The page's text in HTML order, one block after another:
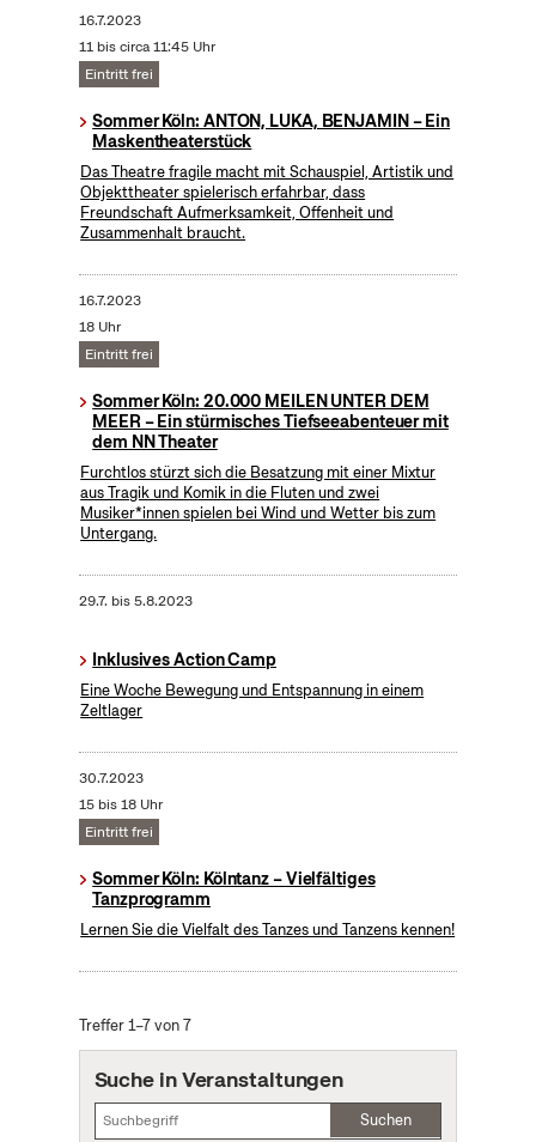
16.7.2023
11 bis circa 11:45 Uhr
Eintritt frei
Sommer Köln: ANTON, LUKA, BENJAMIN – Ein
Maskentheaterstück
Das Theatre fragile macht mit Schauspiel, Artistik und
Objekttheater spielerisch erfahrbar, dass
Freundschaft Aufmerksamkeit, Offenheit und
Zusammenhalt braucht.
16.7.2023
18 Uhr
Eintritt frei
Sommer Köln: 20.000 MEILEN UNTER DEM
MEER – Ein stürmisches Tiefseeabenteuer mit
dem NN Theater
Furchtlos stürzt sich die Besatzung mit einer Mixtur
aus Tragik und Komik in die Fluten und zwei
Musiker*innen spielen bei Wind und Wetter bis zum
Untergang.
29.7. bis5.8.2023
Inklusives Action Camp
Eine Woche Bewegung und Entspannung in einem
Zeltlager
30.7.2023
15 bis 18 Uhr
Eintritt frei
Sommer Köln: Kölntanz – Vielfältiges
Tanzprogramm
Lernen Sie die Vielfalt des Tanzes und Tanzens kennen!
Treffer 1–7 von 7
Suche in Veranstaltungen
Suchen